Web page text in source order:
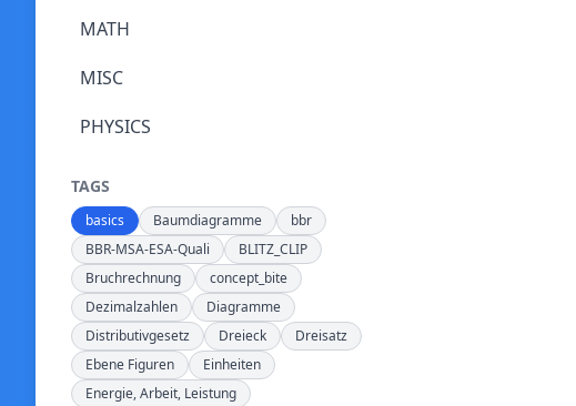
MATH
MISC
PHYSICS
TAGS
basics Baumdiagramme
bbr
BBR-MSA-ESA-Quali
BLITZ_CLIP
Bruchrechnung
concept_bite
Dezimalzahlen
Diagramme
Distributivgesetz
Dreieck
Dreisatz
Ebene Figuren
Einheiten
Energie, Arbeit, Leistung